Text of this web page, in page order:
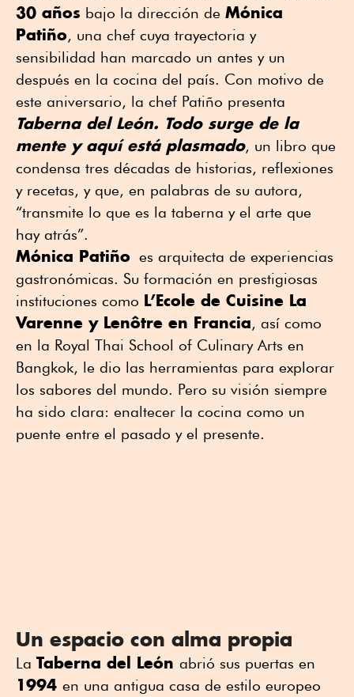
30 años bajo la dirección de Mónica
Patiño, una chef cuya trayectoria y
sensibilidad han marcado un antes y un
después en la cocina del país. Con motivo de
este aniversario, la chef Patiño presenta
Taberna del León. Todo surge de la
mente y aquí está plasmado, un libro que
condensa tres décadas de historias, reflexiones
y recetas, y que, en palabras de su autora,
“transmite lo que es la taberna y el arte que
hay atrás”.
Mónica Patiño es arquitecta de experiencias
gastronómicas. Su formación en prestigiosas
instituciones como L’Ecole de Cuisine La
Varenne y Lenôtre en Francia, así como
en la Royal Thai School of Culinary Arts en
Bangkok, le dio las herramientas para explorar
los sabores del mundo. Pero su visión siempre
ha sido clara: enaltecer la cocina como un
puente entre el pasado y el presente.
Un espacio con alma propia
La Taberna del León abrió sus puertas en
1994 en una antigua casa de estilo europeo